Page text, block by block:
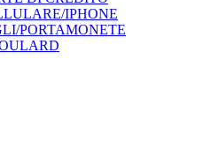
IPHONE
PORTAMONETE